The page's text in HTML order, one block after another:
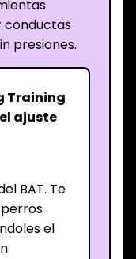
presiones.
Training
ajuste
BAT. Te
el